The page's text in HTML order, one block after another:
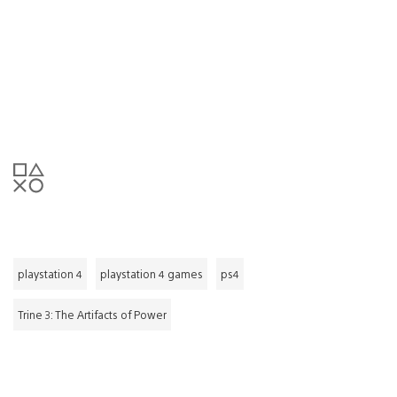
playstation 4 playstation 4 games ps4
Trine 3: The Artifacts of Power